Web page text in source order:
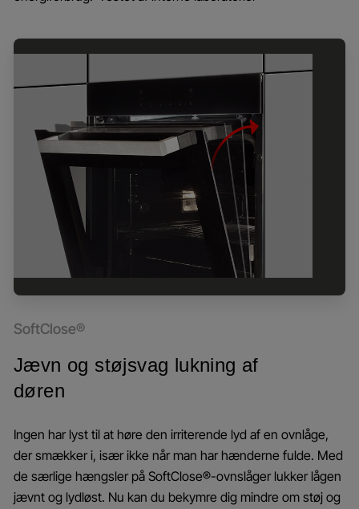
SoftClose®
Jævn og støjsvag lukning af
døren
Ingen har lyst til at høre den irriterende lyd af en ovnlåge,
der smækker i, især ikke når man har hænderne fulde. Med
de særlige hængsler på SoftClose®-ovnslåger lukker lågen
jævnt og lydløst. Nu kan du bekymre dig mindre om støj og